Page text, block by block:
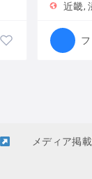
近畿
メディア掲載